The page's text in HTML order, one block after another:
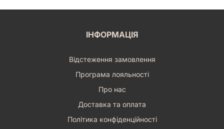
ІНФОРМАЦІЯ
Відстеження замовлення
Програма лояльності
Про нас
Доставка та оплата
Політика конфіденційності